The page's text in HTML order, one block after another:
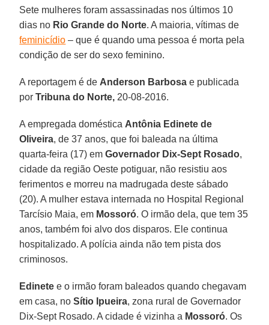
Sete mulheres foram assassinadas nos últimos 10
dias no Rio Grande do Norte. A maioria, vítimas de
feminicídio – que é quando uma pessoa é morta pela
condição de ser do sexo feminino.
A reportagem é de Anderson Barbosa e publicada
porTribuna do Norte, 20-08-2016.
A empregada doméstica Antônia Edinete de
Oliveira, de 37 anos, que foi baleada na última
quarta-feira (17) emGovernador Dix-Sept Rosado,
cidade da região Oeste potiguar, não resistiu aos
ferimentos e morreu na madrugada deste sábado
(20). A mulher estava internada no Hospital Regional
Tarcísio Maia, em Mossoró. O irmão dela, que tem 35
anos, também foi alvo dos disparos. Ele continua
hospitalizado. A polícia ainda não tem pista dos
criminosos.
Edinete e o irmão foram baleados quando chegavam
em casa, noSítio Ipueira, zona rural de Governador
Dix-Sept Rosado. A cidade é vizinha a Mossoró. Os